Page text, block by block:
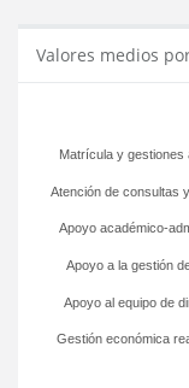
Valores medios
Gestión económica
Apoyo al equipo de
Apoyo a la gestión
Apoyo académico-
Atención de consultas
Matrícula y gestiones